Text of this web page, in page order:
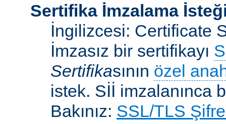
Sertifika İmzalama
İngilizcesi: Certificate
İmzasız bir sertifikayı
Sertifikasının özel
istek. Sİİ imzalanınca
Bakınız: SSL/TLS